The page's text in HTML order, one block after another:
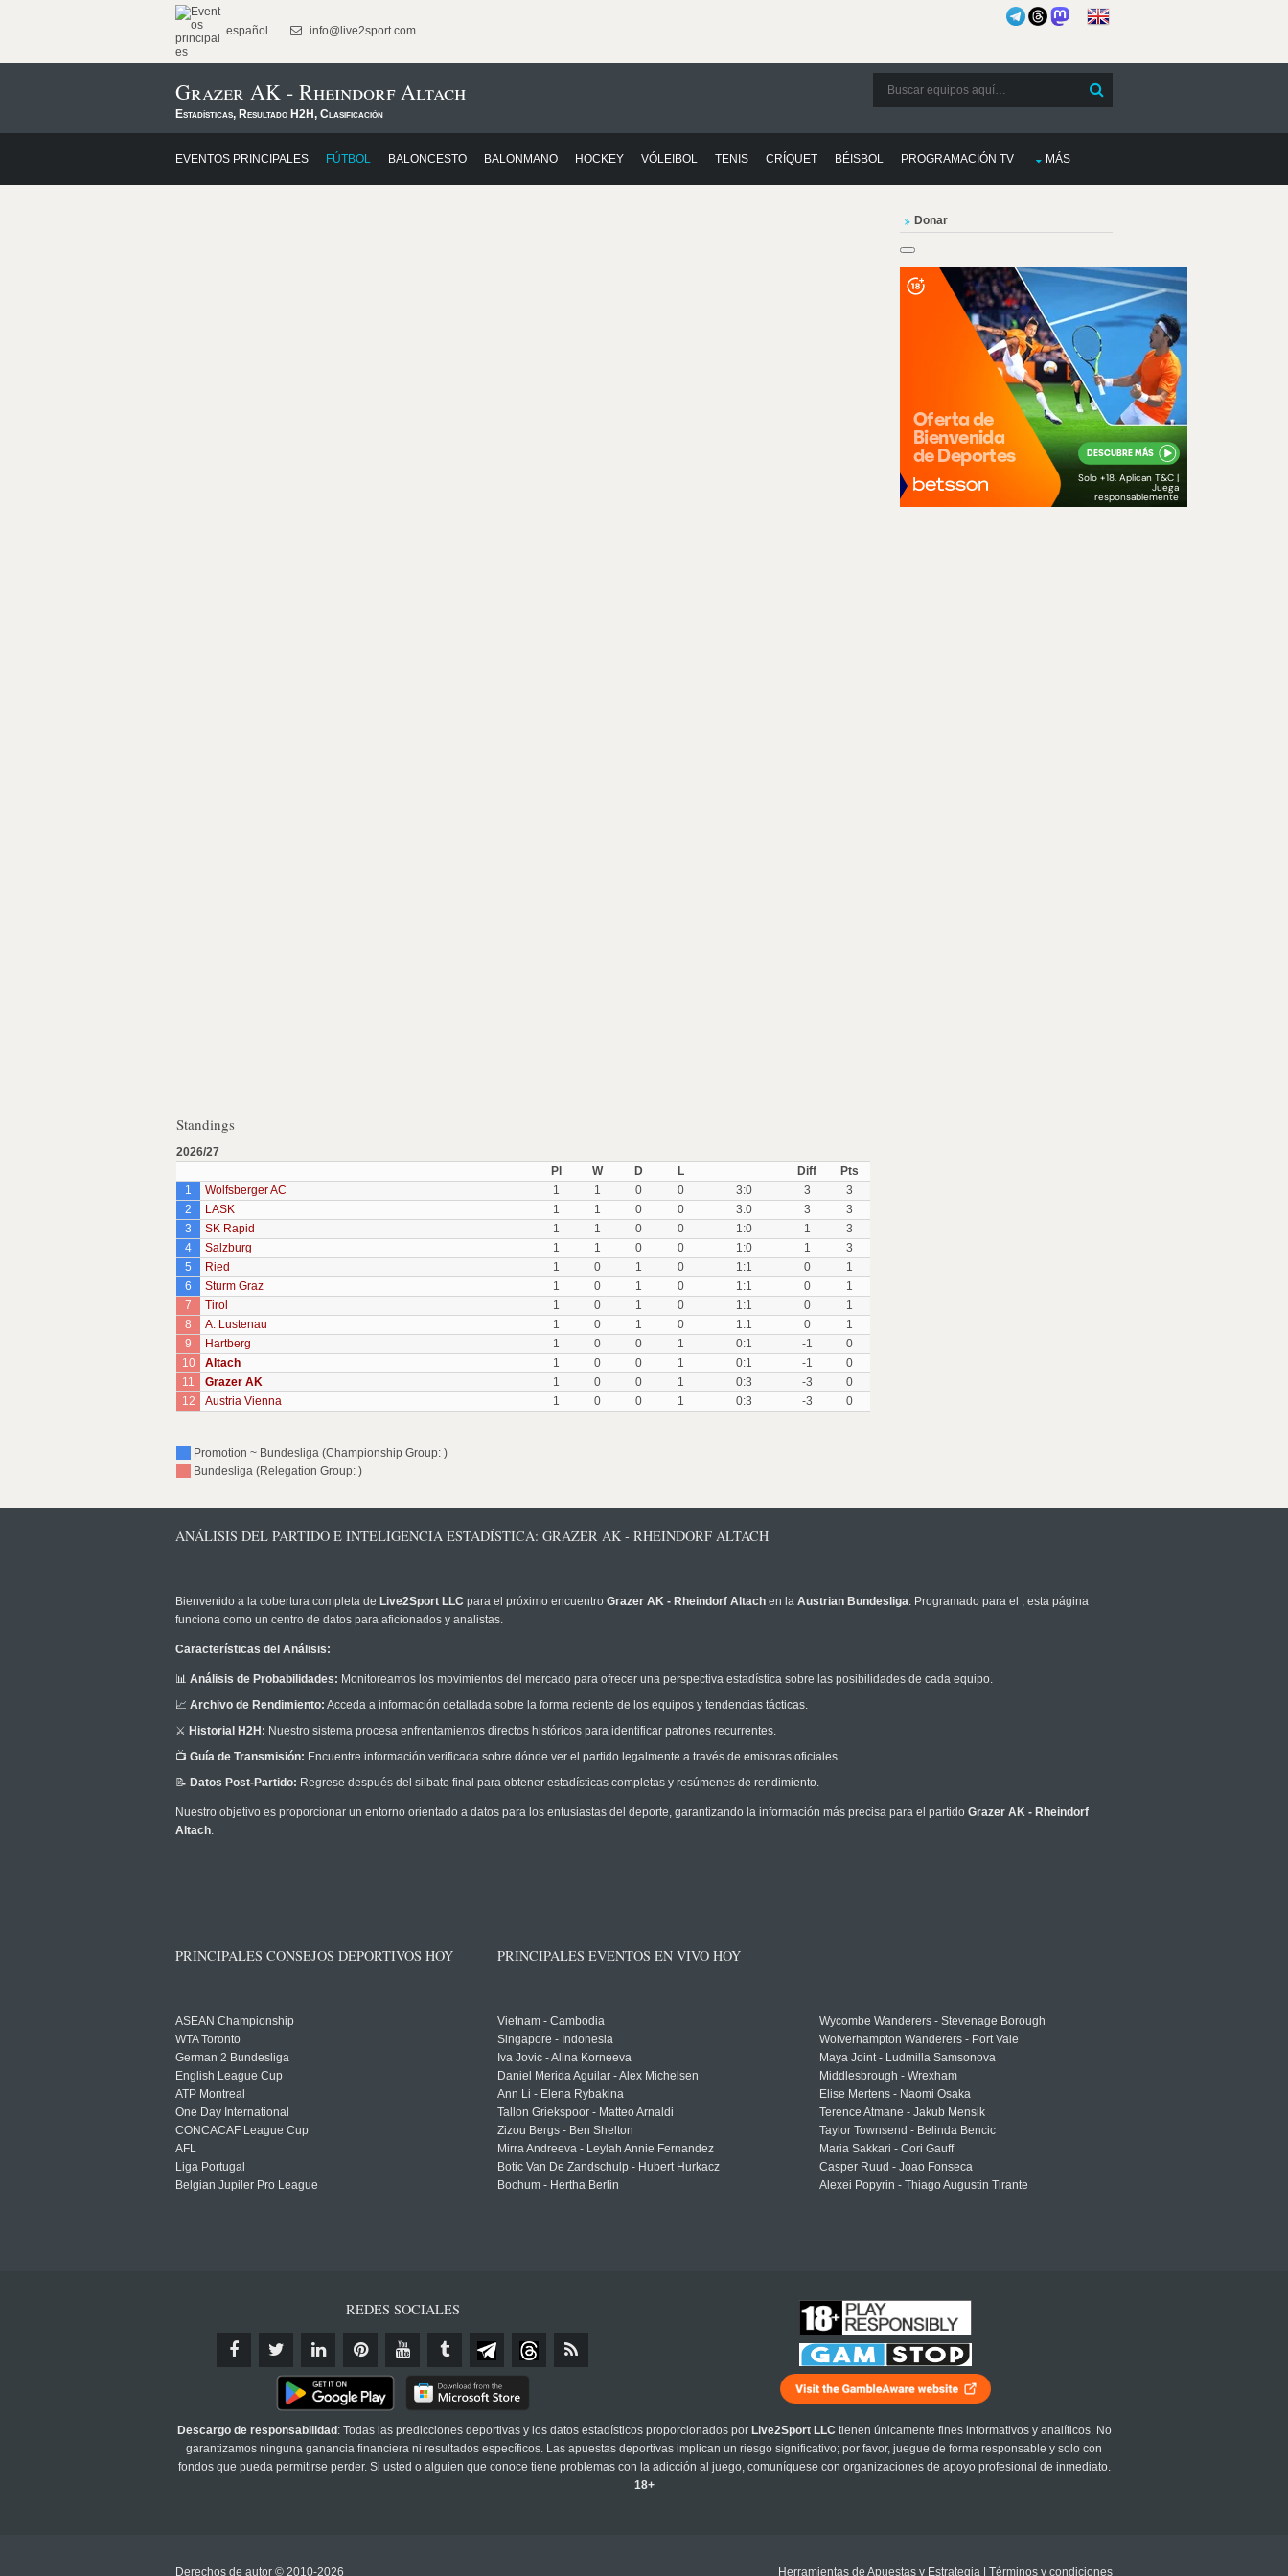
español info@live2sport.com
Grazer AK - Rheindorf Altach
Estadísticas, Resultado H2H, Clasificación
EVENTOS PRINCIPALES FÚTBOL BALONCESTO BALONMANO HOCKEY VÓLEIBOL TENIS CRÍQUET BÉISBOL PROGRAMACIÓN TV MÁS
Standings
2026/27
Pl
W D L Diff
Pts
1
Wolfsberger AC 1 1 0 0 3:0 3
3
2
LASK 1 1 0 0 3:0 3
3
3
SK Rapid 1 1 0 0 1:0 1
3
4
Salzburg 1 1 0 0 1:0 1
3
5
Ried 1 0 1 0 1:1 0
1
6
Sturm Graz 1 0 1 0 1:1 0
1
7
Tirol 1 0 1 0 1:1 0
1
8
A. Lustenau 1 0 1 0 1:1 0
1
9
Hartberg 1 0 0 1 0:1 -1
0
10
Altach 1 0 0 1 0:1 -1
0
11
Grazer AK 1 0 0 1 0:3 -3
0
12
Austria Vienna 1 0 0 1 0:3 -3 0
Promotion ~ Bundesliga (Championship Group: )
Bundesliga (Relegation Group: )
Donar
ANÁLISIS DEL PARTIDO E INTELIGENCIA ESTADÍSTICA: GRAZER AK - RHEINDORF ALTACH
Bienvenido a la cobertura completa de Live2Sport LLC para el próximo encuentro Grazer AK - Rheindorf Altach en la Austrian Bundesliga. Programado para el , esta página
funciona como un centro de datos para aficionados y analistas.
Características del Análisis:
📊 Análisis de Probabilidades: Monitoreamos los movimientos del mercado para ofrecer una perspectiva estadística sobre las posibilidades de cada equipo.
📈 Archivo de Rendimiento: Acceda a información detallada sobre la forma reciente de los equipos y tendencias tácticas.
⚔️ Historial H2H: Nuestro sistema procesa enfrentamientos directos históricos para identificar patrones recurrentes.
📺 Guía de Transmisión: Encuentre información verificada sobre dónde ver el partido legalmente a través de emisoras oficiales.
📝 Datos Post-Partido: Regrese después del silbato final para obtener estadísticas completas y resúmenes de rendimiento.
Nuestro objetivo es proporcionar un entorno orientado a datos para los entusiastas del deporte, garantizando la información más precisa para el partido Grazer AK - Rheindorf
Altach.
PRINCIPALES CONSEJOS DEPORTIVOS HOY
ASEAN Championship
WTA Toronto
German 2 Bundesliga
English League Cup
ATP Montreal
One Day International
CONCACAF League Cup
AFL
Liga Portugal
Belgian Jupiler Pro League
PRINCIPALES EVENTOS EN VIVO HOY
Vietnam - Cambodia
Singapore - Indonesia
Iva Jovic - Alina Korneeva
Daniel Merida Aguilar - Alex Michelsen
Ann Li - Elena Rybakina
Tallon Griekspoor - Matteo Arnaldi
Zizou Bergs - Ben Shelton
Mirra Andreeva - Leylah Annie Fernandez
Botic Van De Zandschulp - Hubert Hurkacz
Bochum - Hertha Berlin
Wycombe Wanderers - Stevenage Borough
Wolverhampton Wanderers - Port Vale
Maya Joint - Ludmilla Samsonova
Middlesbrough - Wrexham
Elise Mertens - Naomi Osaka
Terence Atmane - Jakub Mensik
Taylor Townsend - Belinda Bencic
Maria Sakkari - Cori Gauff
Casper Ruud - Joao Fonseca
Alexei Popyrin - Thiago Augustin Tirante
REDES SOCIALES
Descargo de responsabilidad : Todas las predicciones deportivas y los datos estadísticos proporcionados por Live2Sport LLC tienen únicamente fines informativos y analíticos. No
garantizamos ninguna ganancia financiera ni resultados específicos. Las apuestas deportivas implican un riesgo significativo; por favor, juegue de forma responsable y solo con
fondos que pueda permitirse perder. Si usted o alguien que conoce tiene problemas con la adicción al juego, comuníquese con organizaciones de apoyo profesional de inmediato.
18+
Derechos de autor © 2010-2026 Herramientas de Apuestas y Estrategia Términos y condiciones